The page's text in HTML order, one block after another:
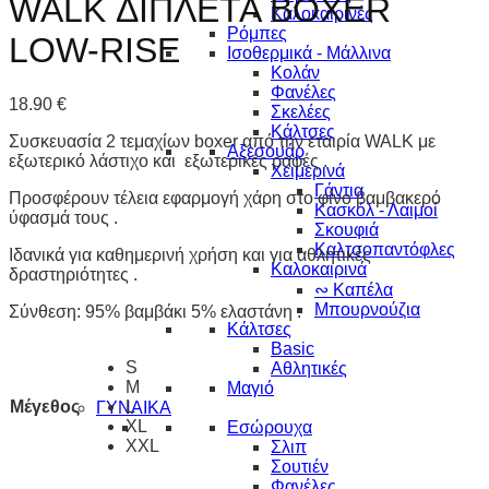
Καλοκαιρινές
Ρόμπες
Ισοθερμικά - Μάλλινα
Κολάν
Φανέλες
Σκελέες
Κάλτσες
Αξεσουάρ
Χειμερινά
Γάντια
Κασκόλ - Λαιμοί
Σκουφιά
Καλτσοπαντόφλες
Καλοκαιρινά
∾ Καπέλα
Μπουρνούζια
Κάλτσες
Basic
Αθλητικές
Μαγιό
ΓΥΝΑΙΚΑ
Εσώρουχα
Σλιπ
Σουτιέν
WALK ΔΙΠΛΕΤΑ BOXER
LOW-RISE
18.90 €
Συσκευασία 2 τεμαχίων boxer από την εταιρία WALK με
εξωτερικό λάστιχο και εξωτερικές ραφές .
Προσφέρουν τέλεια εφαρμογή χάρη στο φίνο βαμβακερό
ύφασμά τους .
Ιδανικά για καθημερινή χρήση και για αθλητικές
δραστηριότητες .
Σύνθεση: 95% βαμβάκι 5% ελαστάνη .
Μέγεθος
S
M
L
XL
XXL